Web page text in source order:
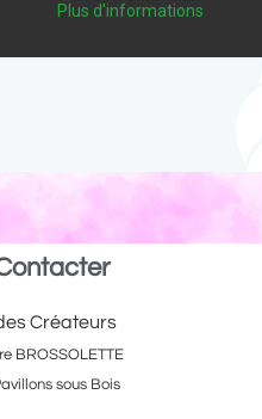
Plus d'informations
Créateurs
BROSSOLETTE
sous Bois